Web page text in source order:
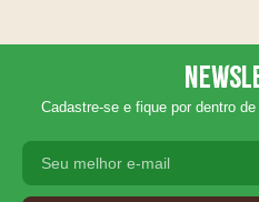
Cadastre-se e fique por dentro